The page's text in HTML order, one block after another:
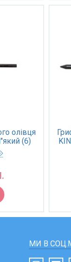
олівця
(6)
МИ В